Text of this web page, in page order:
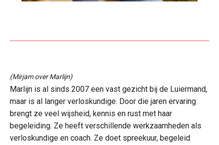
(Mirjam over Marlijn)
Marlijn is al sinds 2007 een vast gezicht bij de Luiermand,
maar is al langer verloskundige. Door die jaren ervaring
brengt ze veel wijsheid, kennis en rust met haar
begeleiding. Ze heeft verschillende werkzaamheden als
verloskundige en coach. Ze doet spreekuur, begeleid